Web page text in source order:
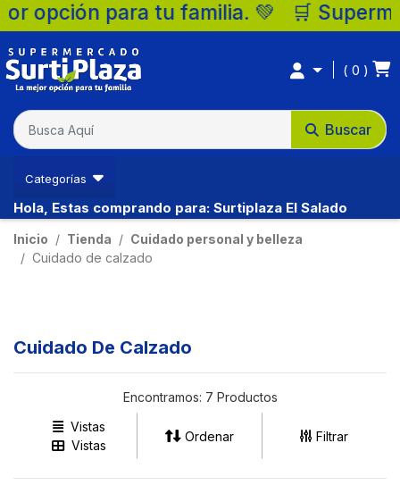
💚 🛒 Supermercados
Buscar
0
Categorías
Hola, Estas comprando para: Surtiplaza El Salado
Inicio Tienda
Cuidado personal y belleza
Cuidado de calzado
Cuidado De Calzado
Encontramos: 7 Productos
Vistas
Vistas
Ordenar Filtrar